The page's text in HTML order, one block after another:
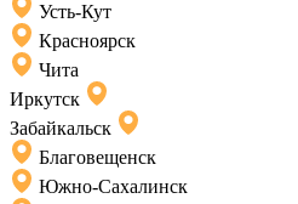
Усть-Кут
Красноярск
Чита
Иркутск
Забайкальск
Благовещенск
Южно-Сахалинск